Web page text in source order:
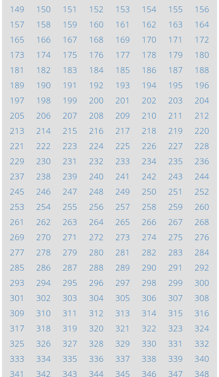
149
150 151 152 153 154 155
156
157
158 159 160 161 162 163
164
165
166 167 168 169 170 171
172
173
174 175 176 177 178 179
180
181
182 183 184 185 186 187
188
189
190 191 192 193 194 195
196
197
198 199 200 201 202 203
204
205
206 207 208 209 210 211
212
213
214 215 216 217 218 219
220
221
222 223 224 225 226 227
228
229
230 231 232 233 234 235
236
237
238 239 240 241 242 243
244
245
246 247 248 249 250 251
252
253
254 255 256 257 258 259
260
261
262 263 264 265 266 267
268
269
270 271 272 273 274 275
276
277
278 279 280 281 282 283
284
285
286 287 288 289 290 291
292
293
294 295 296 297 298 299
300
301
302 303 304 305 306 307
308
309
310 311 312 313 314 315
316
317
318 319 320 321 322 323
324
325
326 327 328 329 330 331
332
333
334 335 336 337 338 339
340
341
342 343 344 345 346 347 348